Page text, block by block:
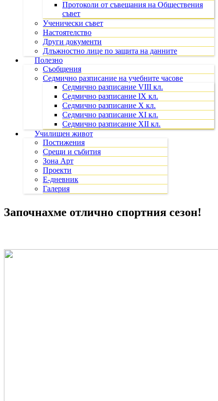
Протоколи от съвещания на Обществения
съвет
Ученически съвет
Настоятелство
Други документи
Длъжностно лице по защита на данните
Полезно
Съобщения
Седмично разписание на учебните часове
Седмично разписание VIII кл.
Седмично разписание IX кл.
Седмично разписание X кл.
Седмично разписание XI кл.
Седмично разписание XII кл.
Училищен живот
Постижения
Срещи и събития
Зона Арт
Проекти
Е-дневник
Галерия
Започнахме отлично спортния сезон!